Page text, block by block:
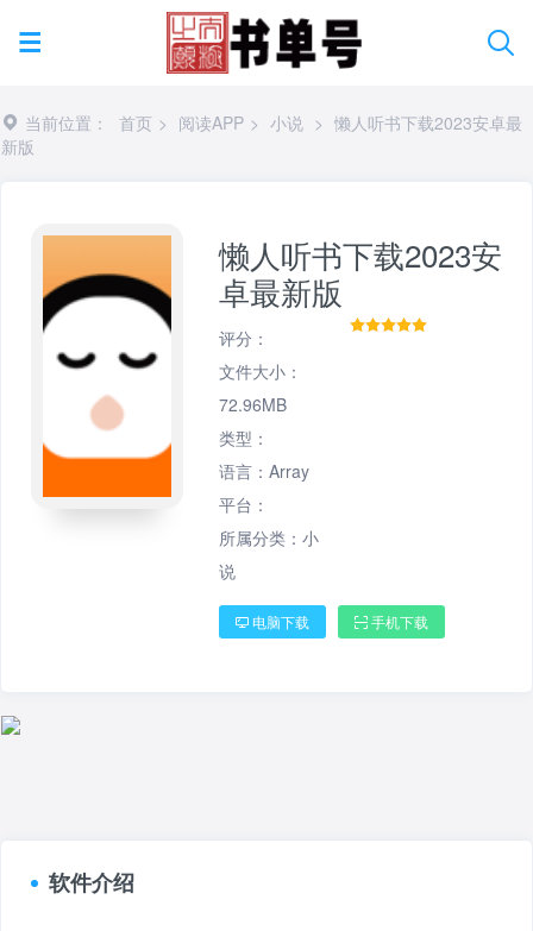
当前位置： 首页 > 阅读APP > 小说 > 懒人听书下载2023安卓最
新版
懒人听书下载2023安
卓最新版
评分：
文件大小：
72.96MB
类型：
语言：Array
平台：
所属分类： 小
说
电脑下载 手机下载
软件介绍